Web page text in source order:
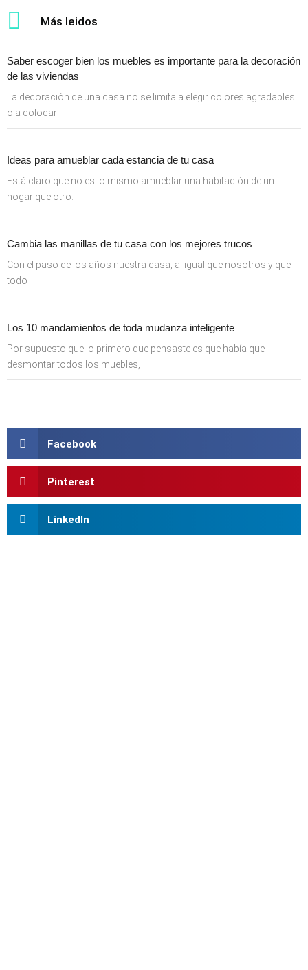
Más leidos
Saber escoger bien los muebles es importante para la decoración
de las viviendas
La decoración de una casa no se limita a elegir colores agradables
o a colocar
Ideas para amueblar cada estancia de tu casa
Está claro que no es lo mismo amueblar una habitación de un
hogar que otro.
Cambia las manillas de tu casa con los mejores trucos
Con el paso de los años nuestra casa, al igual que nosotros y que
todo
Los 10 mandamientos de toda mudanza inteligente
Por supuesto que lo primero que pensaste es que había que
desmontar todos los muebles,
Facebook
Pinterest
LinkedIn